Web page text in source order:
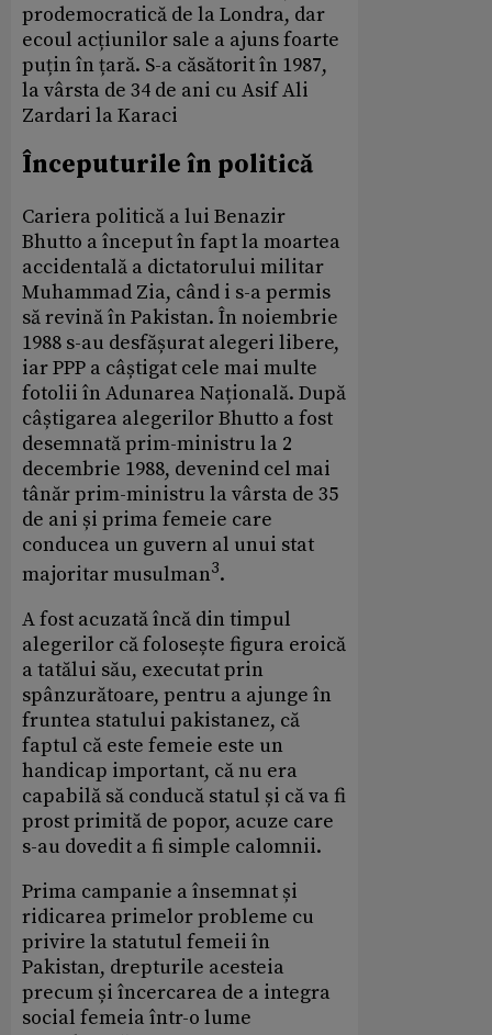
prodemocratică de la Londra, dar
ecoul acțiunilor sale a ajuns foarte
puțin în țară. S-a căsătorit în 1987,
la vârsta de 34 de ani cu Asif Ali
Zardari la Karaci
Începuturile în politică
Cariera politică a lui Benazir
Bhutto a început în fapt la moartea
accidentală a dictatorului militar
Muhammad Zia, când i s-a permis
să revină în Pakistan. În noiembrie
1988 s-au desfășurat alegeri libere,
iar PPP a câștigat cele mai multe
fotolii în Adunarea Națională. După
câștigarea alegerilor Bhutto a fost
desemnată prim-ministru la 2
decembrie 1988, devenind cel mai
tânăr prim-ministru la vârsta de 35
de ani și prima femeie care
conducea un guvern al unui stat
majoritar musulman3.
A fost acuzată încă din timpul
alegerilor că folosește figura eroică
a tatălui său, executat prin
spânzurătoare, pentru a ajunge în
fruntea statului pakistanez, că
faptul că este femeie este un
handicap important, că nu era
capabilă să conducă statul și că va fi
prost primită de popor, acuze care
s-au dovedit a fi simple calomnii.
Prima campanie a însemnat și
ridicarea primelor probleme cu
privire la statutul femeii în
Pakistan, drepturile acesteia
precum și încercarea de a integra
social femeia într-o lume